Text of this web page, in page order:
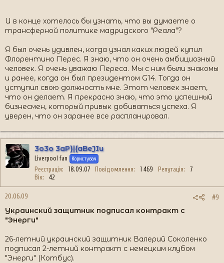
И в конце хотелось бы узнать, что вы думаете о
трансферной политике мадридского "Реала"?
Я был очень удивлен, когда узнал каких людей купил
Флорентино Перес. Я знаю, что он очень амбициозный
человек. Я очень уважаю Переса. Мы с ним были знакомы
и ранее, когда он был президентом G14. Тогда он
уступил свою должность мне. Этот человек знает,
что он делает. Я прекрасно знаю, что это успешный
бизнесмен, который привык добиваться успеха. Я
уверен, что он заранее все распланировал.
3o3o 3aP}|{aBeJIu
Liverpool fan Користувач
Реєстрація 18.09.07 Повідомлення 1 469 Репутація
7
Вік
42
20.06.09 #9
Украинский защитник подписал контракт с
"Энерги"
26-летний украинский защитник Валерий Соколенко
подписал 2-летний контракт с немецким клубом
"Энерги" (Котбус).